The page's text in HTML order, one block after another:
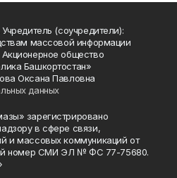
(соучредители):
массовой информации
общество
Башкортостан»
Оксана Павловна
данных
зарегистрировано
в сфере связи,
и массовых коммуникаций от
номер СМИ ЭЛ № ФС 77-75680.